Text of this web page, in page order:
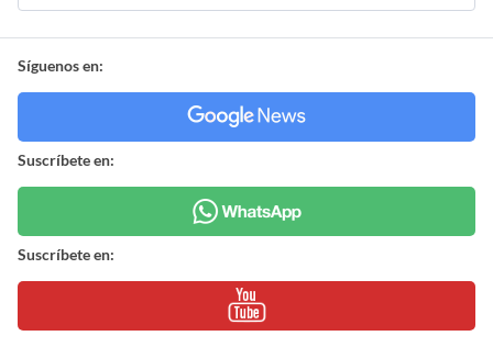
Síguenos en:
Suscríbete en:
Suscríbete en: